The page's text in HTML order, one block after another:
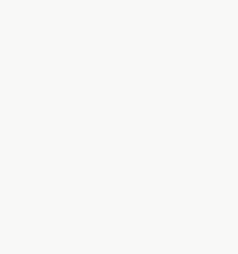
хранение – ключ к
и прохладное место с
хорошо подойдет
контейнер плотно